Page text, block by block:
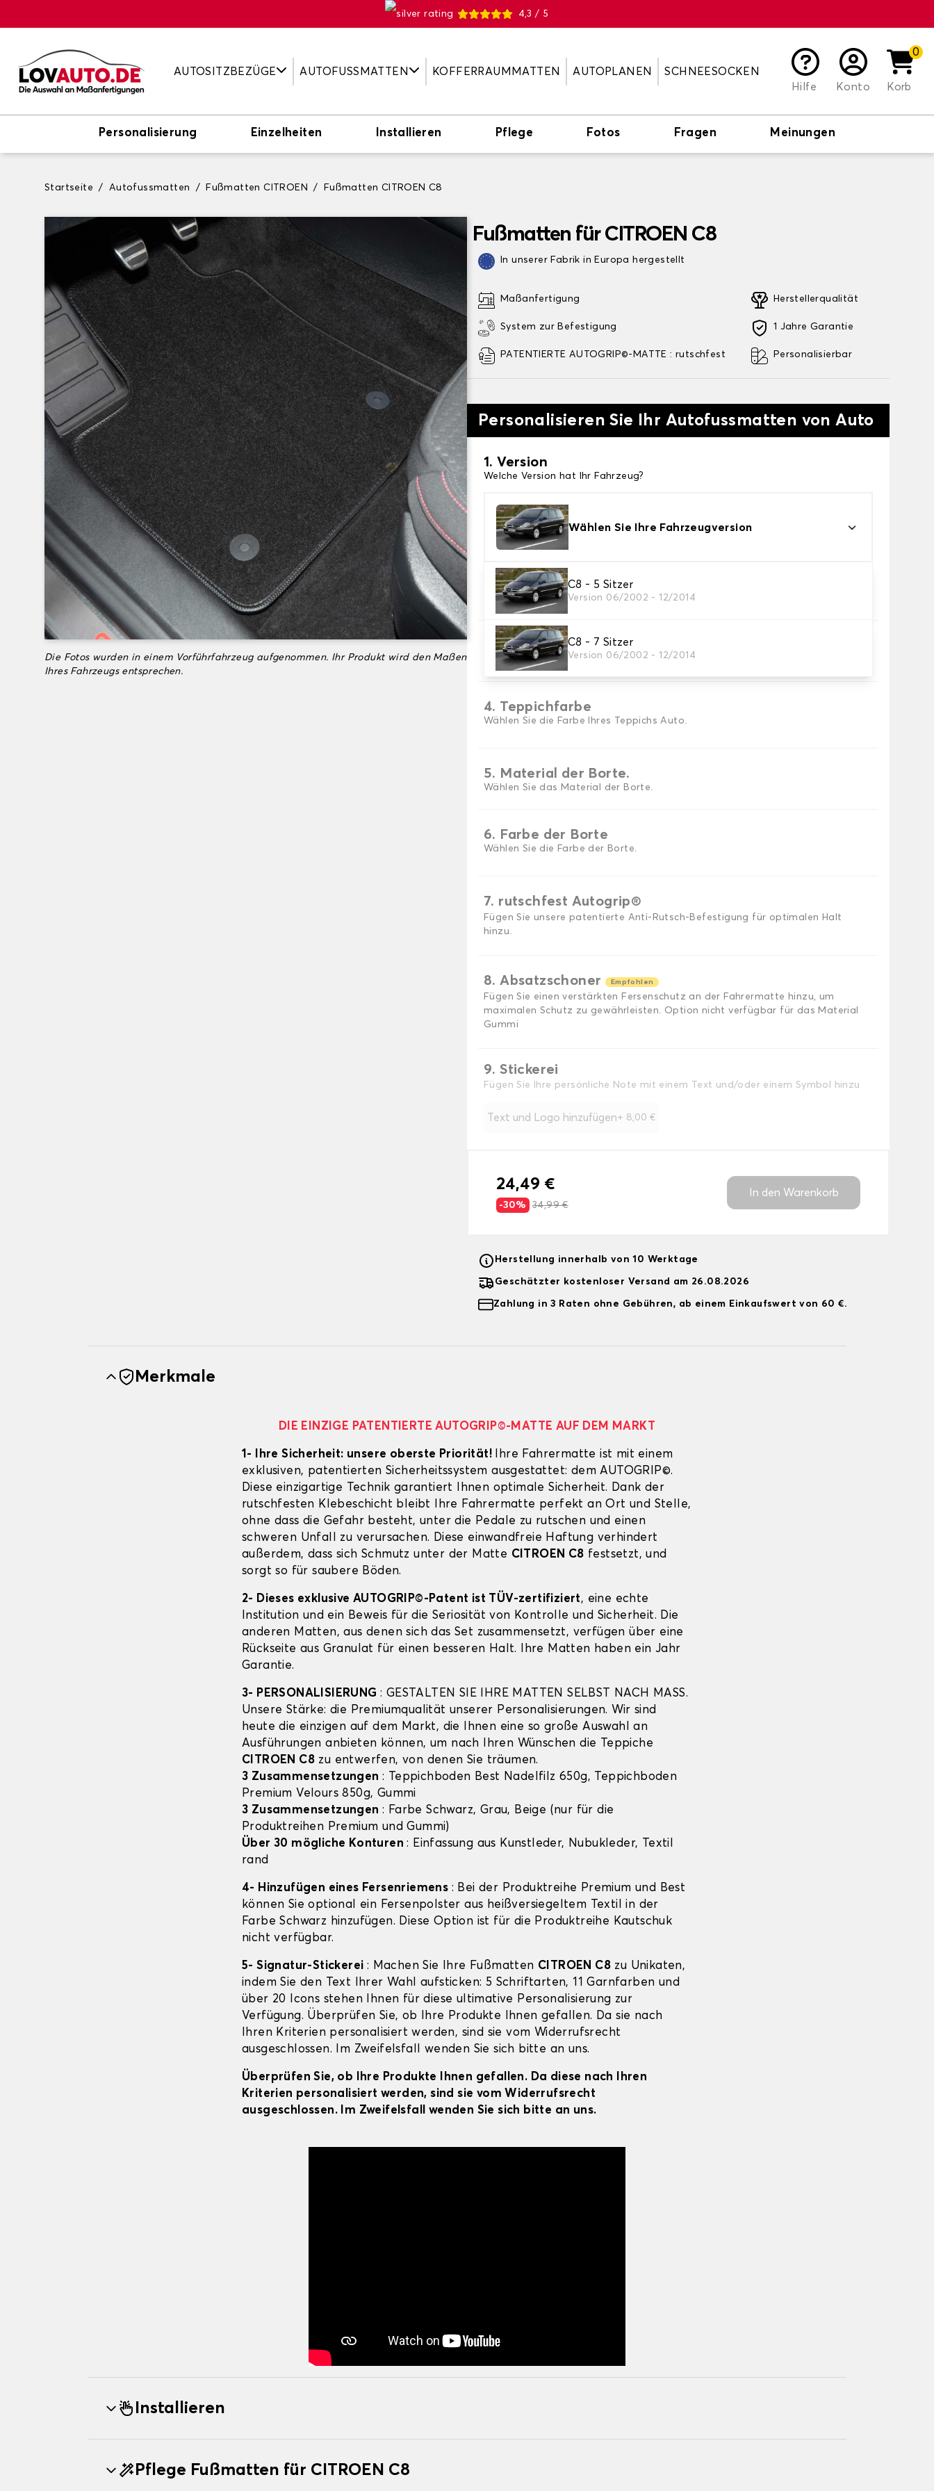
4,3 / 5
AUTOSITZBEZÜGE AUTOFUSSMATTEN KOFFERRAUMMATTEN AUTOPLANEN
SCHNEESOCKEN
Hilfe
Konto
0
Korb
Personalisierung Einzelheiten Installieren Pflege Fotos Fragen Meinungen
Startseite Autofussmatten Fußmatten CITROEN Fußmatten CITROEN C8
Die Fotos wurden in einem Vorführfahrzeug aufgenommen. Ihr Produkt wird den Maßen
Ihres Fahrzeugs entsprechen.
Fußmatten für CITROEN C8
In unserer Fabrik in Europa hergestellt
Maßanfertigung
System zur Befestigung
PATENTIERTE AUTOGRIP©-MATTE : rutschfest
Herstellerqualität
1 Jahre Garantie
Personalisierbar
Personalisieren Sie Ihr Autofussmatten von Auto
1. Version
Welche Version hat Ihr Fahrzeug?
Wählen Sie Ihre Fahrzeugversion
C8 - 5 Sitzer
Version 06/2002 - 12/2014
C8 - 7 Sitzer
Version 06/2002 - 12/2014
2. Material
Wählen Sie das Material Ihres Autofussmatten
3. Set-Auswahl
Wählen Sie die Anzahl der Automatten, die Sie benötigen.
4. Teppichfarbe
Wählen Sie die Farbe Ihres Teppichs Auto.
5. Material der Borte.
Wählen Sie das Material der Borte.
6. Farbe der Borte
Wählen Sie die Farbe der Borte.
7. rutschfest Autogrip®
Fügen Sie unsere patentierte Anti-Rutsch-Befestigung für optimalen Halt
hinzu.
8. Absatzschoner Empfohlen
Fügen Sie einen verstärkten Fersenschutz an der Fahrermatte hinzu, um
maximalen Schutz zu gewährleisten. Option nicht verfügbar für das Material
Gummi
9. Stickerei
Fügen Sie Ihre persönliche Note mit einem Text und/oder einem Symbol hinzu
Text und Logo hinzufügen+ 8,00 €
24,49 €
-30% 34,99 €
In den Warenkorb
Herstellung innerhalb von 10 Werktage
Geschätzter kostenloser Versand am 26.08.2026
Zahlung in 3 Raten ohne Gebühren, ab einem Einkaufswert von 60 €.
Merkmale
DIE EINZIGE PATENTIERTE AUTOGRIP©-MATTE AUF DEM MARKT
1- Ihre Sicherheit: unsere oberste Priorität! Ihre Fahrermatte ist mit einem
exklusiven, patentierten Sicherheitssystem ausgestattet: dem AUTOGRIP©.
Diese einzigartige Technik garantiert Ihnen optimale Sicherheit. Dank der
rutschfesten Klebeschicht bleibt Ihre Fahrermatte perfekt an Ort und Stelle,
ohne dass die Gefahr besteht, unter die Pedale zu rutschen und einen
schweren Unfall zu verursachen. Diese einwandfreie Haftung verhindert
außerdem, dass sich Schmutz unter der Matte CITROEN C8 festsetzt, und
sorgt so für saubere Böden.
2- Dieses exklusive AUTOGRIP©-Patent ist TÜV-zertifiziert, eine echte
Institution und ein Beweis für die Seriosität von Kontrolle und Sicherheit. Die
anderen Matten, aus denen sich das Set zusammensetzt, verfügen über eine
Rückseite aus Granulat für einen besseren Halt. Ihre Matten haben ein Jahr
Garantie.
3- PERSONALISIERUNG : GESTALTEN SIE IHRE MATTEN SELBST NACH MASS.
Unsere Stärke: die Premiumqualität unserer Personalisierungen. Wir sind
heute die einzigen auf dem Markt, die Ihnen eine so große Auswahl an
Ausführungen anbieten können, um nach Ihren Wünschen die Teppiche
CITROEN C8 zu entwerfen, von denen Sie träumen.
3 Zusammensetzungen : Teppichboden Best Nadelfilz 650g, Teppichboden
Premium Velours 850g, Gummi
3 Zusammensetzungen : Farbe Schwarz, Grau, Beige (nur für die
Produktreihen Premium und Gummi)
Über 30 mögliche Konturen: Einfassung aus Kunstleder, Nubukleder, Textil
rand
4- Hinzufügen eines Fersenriemens : Bei der Produktreihe Premium und Best
können Sie optional ein Fersenpolster aus heißversiegeltem Textil in der
Farbe Schwarz hinzufügen. Diese Option ist für die Produktreihe Kautschuk
nicht verfügbar.
5- Signatur-Stickerei : Machen Sie Ihre Fußmatten CITROEN C8 zu Unikaten,
indem Sie den Text Ihrer Wahl aufsticken: 5 Schriftarten, 11 Garnfarben und
über 20 Icons stehen Ihnen für diese ultimative Personalisierung zur
Verfügung. Überprüfen Sie, ob Ihre Produkte Ihnen gefallen. Da sie nach
Ihren Kriterien personalisiert werden, sind sie vom Widerrufsrecht
ausgeschlossen. Im Zweifelsfall wenden Sie sich bitte an uns.
Überprüfen Sie, ob Ihre Produkte Ihnen gefallen. Da diese nach Ihren
Kriterien personalisiert werden, sind sie vom Widerrufsrecht
ausgeschlossen. Im Zweifelsfall wenden Sie sich bitte an uns.
Installieren
Pflege Fußmatten für CITROEN C8